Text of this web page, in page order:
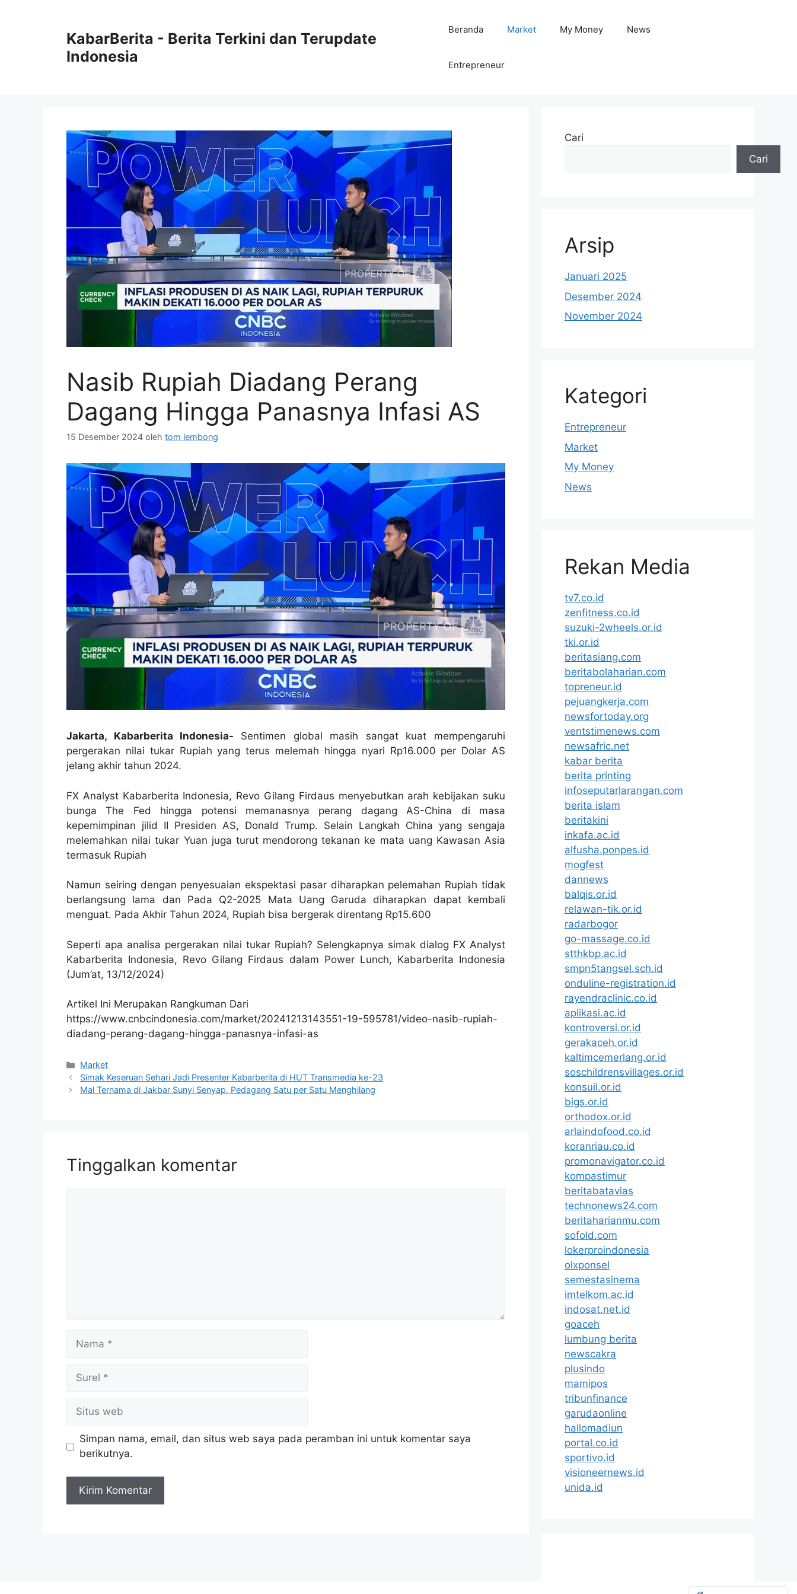
KabarBerita - Berita Terkini dan Terupdate
Indonesia
Beranda Market My Money News
Entrepreneur
Nasib Rupiah Diadang Perang
Dagang Hingga Panasnya Infasi AS
15 Desember 2024 oleh tom lembong
Jakarta, Kabarberita Indonesia- Sentimen global masih sangat kuat mempengaruhi
pergerakan nilai tukar Rupiah yang terus melemah hingga nyari Rp16.000 per Dolar AS
jelang akhir tahun 2024.
FX Analyst Kabarberita Indonesia, Revo Gilang Firdaus menyebutkan arah kebijakan suku
bunga The Fed hingga potensi memanasnya perang dagang AS-China di masa
kepemimpinan jilid II Presiden AS, Donald Trump. Selain Langkah China yang sengaja
melemahkan nilai tukar Yuan juga turut mendorong tekanan ke mata uang Kawasan Asia
termasuk Rupiah
Namun seiring dengan penyesuaian ekspektasi pasar diharapkan pelemahan Rupiah tidak
berlangsung lama dan Pada Q2-2025 Mata Uang Garuda diharapkan dapat kembali
menguat. Pada Akhir Tahun 2024, Rupiah bisa bergerak direntang Rp15.600
Seperti apa analisa pergerakan nilai tukar Rupiah? Selengkapnya simak dialog FX Analyst
Kabarberita Indonesia, Revo Gilang Firdaus dalam Power Lunch, Kabarberita Indonesia
(Jum’at, 13/12/2024)
Artikel Ini Merupakan Rangkuman Dari
https://www.cnbcindonesia.com/market/20241213143551-19-595781/video-nasib-rupiah-
diadang-perang-dagang-hingga-panasnya-infasi-as
Kategori
Market
Simak Keseruan Sehari Jadi Presenter Kabarberita di HUT Transmedia ke-23
Mal Ternama di Jakbar Sunyi Senyap, Pedagang Satu per Satu Menghilang
Tinggalkan komentar
Nama
Surel
Situs
web
Simpan nama, email, dan situs web saya pada peramban ini untuk komentar saya
berikutnya.
Cari
Cari
Arsip
Januari 2025
Desember 2024
November 2024
Kategori
Entrepreneur
Market
My Money
News
Rekan Media
tv7.co.id
zenfitness.co.id
suzuki-2wheels.or.id
tki.or.id
beritasiang.com
beritabolaharian.com
topreneur.id
pejuangkerja.com
newsfortoday.org
ventstimenews.com
newsafric.net
kabar berita
berita printing
infoseputarlarangan.com
berita islam
beritakini
inkafa.ac.id
alfusha.ponpes.id
mogfest
dannews
balqis.or.id
relawan-tik.or.id
radarbogor
go-massage.co.id
stthkbp.ac.id
smpn5tangsel.sch.id
onduline-registration.id
rayendraclinic.co.id
aplikasi.ac.id
kontroversi.or.id
gerakaceh.or.id
kaltimcemerlang.or.id
soschildrensvillages.or.id
konsuil.or.id
bigs.or.id
orthodox.or.id
arlaindofood.co.id
koranriau.co.id
promonavigator.co.id
kompastimur
beritabatavias
technonews24.com
beritaharianmu.com
sofold.com
lokerproindonesia
olxponsel
semestasinema
imtelkom.ac.id
indosat.net.id
goaceh
lumbung berita
newscakra
plusindo
mamipos
tribunfinance
garudaonline
hallomadiun
portal.co.id
sportivo.id
visioneernews.id
unida.id